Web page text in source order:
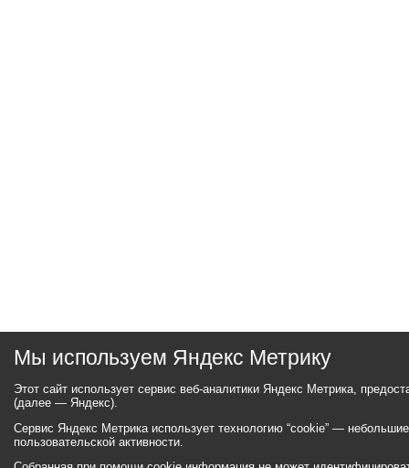
Мы используем Яндекс Метрику
Этот сайт использует сервис веб-аналитики Яндекс Метрика,
(далее — Яндекс).
Сервис Яндекс Метрика использует технологию “cookie” —
пользовательской активности.